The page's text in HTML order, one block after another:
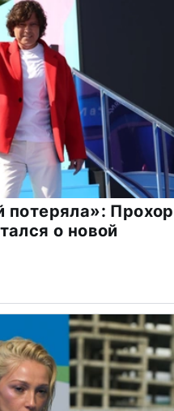
Прохор
о новой